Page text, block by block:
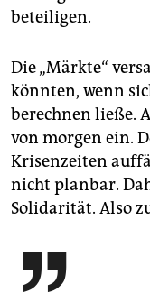
beteiligen.
Die „Märkte“
könnten, wenn
berechnen ließe.
von morgen ein.
Krisenzeiten
nicht planbar.
Solidarität. Also
